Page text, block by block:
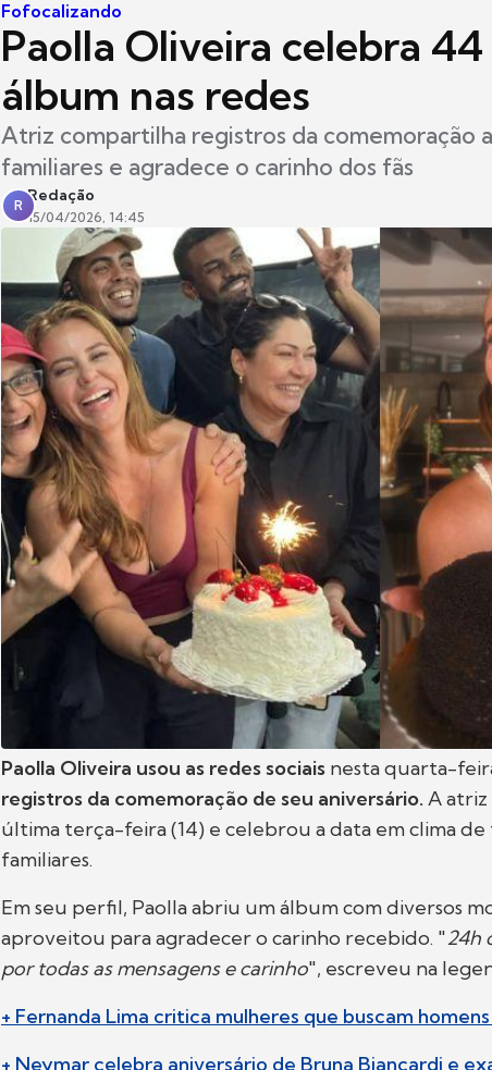
Fofocalizando
Paolla Oliveira celebra
álbum nas redes
Atriz compartilha registros da comemoração
familiares e agradece o carinho dos fãs
R
Redação
15/04/2026, 14:45
Paolla Oliveira usou as redes sociais nesta quarta-
registros da comemoração de seu aniversário. A atriz
última terça-feira (14) e celebrou a data em clima de
familiares.
Em seu perfil, Paolla abriu um álbum com diversos
aproveitou para agradecer o carinho recebido. "24h
por todas as mensagens e carinho", escreveu na
+ Fernanda Lima critica mulheres que buscam
+ Neymar celebra aniversário de Bruna Biancardi e